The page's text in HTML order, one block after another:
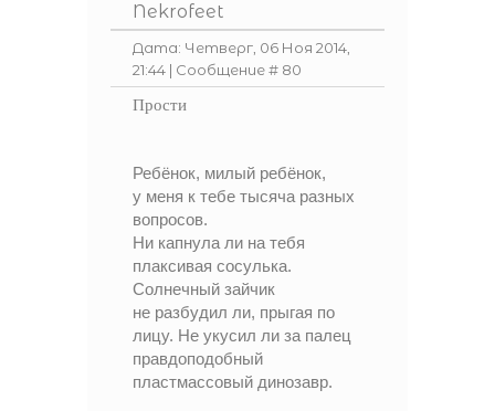
Nekrofeet
Дата: Четверг, 06 Ноя 2014,
21:44 | Сообщение # 80
Прости
Ребёнок, милый ребёнок,
у меня к тебе тысяча разных
вопросов.
Ни капнула ли на тебя
плаксивая сосулька.
Солнечный зайчик
не разбудил ли, прыгая по
лицу. Не укусил ли за палец
правдоподобный
пластмассовый динозавр.